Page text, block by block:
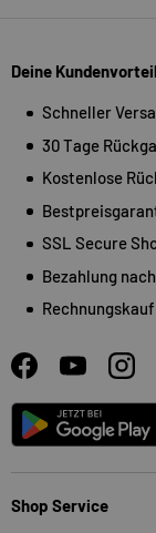
Deine
Schneller
30 Tage
Kostenlose
SSL Secure
Bezahlung
FacebookYouTube
Android
Shop Service